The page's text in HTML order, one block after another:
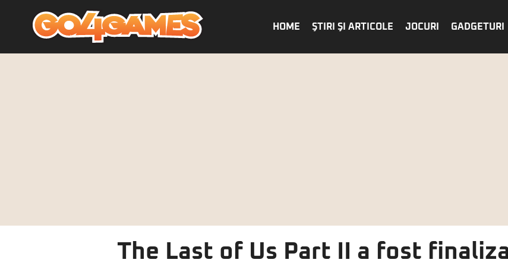
HOME ŞTIRI ŞI ARTICOLE JOCURI GADGETURI
The Last of Us Part II a fost